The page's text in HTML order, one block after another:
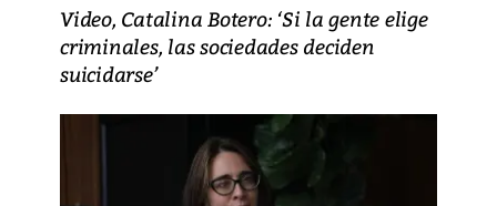
Video, Catalina Botero: ‘Si la gente elige
criminales, las sociedades deciden
suicidarse’